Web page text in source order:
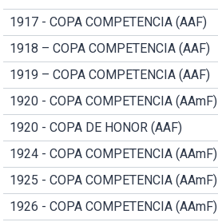
1917 - COPA COMPETENCIA (AAF)
1918 – COPA COMPETENCIA (AAF)
1919 – COPA COMPETENCIA (AAF)
1920 - COPA COMPETENCIA (AAmF)
1920 - COPA DE HONOR (AAF)
1924 - COPA COMPETENCIA (AAmF)
1925 - COPA COMPETENCIA (AAmF)
1926 - COPA COMPETENCIA (AAmF)